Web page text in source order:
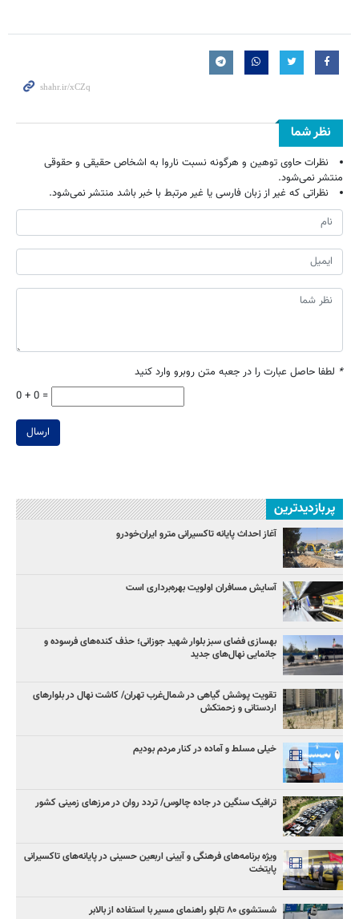
نظر شما
نظرات حاوی توهین و هرگونه نسبت ناروا به اشخاص حقیقی و حقوقی
منتشر نمی‌شود.
نظراتی که غیر از زبان فارسی یا غیر مرتبط با خبر باشد منتشر نمی‌شود.
* لطفا حاصل عبارت را در جعبه متن روبرو وارد کنید
0 + 0 =
ارسال
پربازدیدترین
آغاز احداث پایانه تاکسیرانی مترو ایران‌خودرو
آسایش مسافران اولویت بهره‌برداری است
بهسازی فضای سبز بلوار شهید جوزانی؛ حذف کنده‌های فرسوده و
جانمایی نهال‌های جدید
تقویت پوشش گیاهی در شمال‌غرب تهران/ کاشت نهال در بلوارهای
اردستانی و زحمتکش
خیلی مسلط و آماده در کنار مردم بودیم
ترافیک سنگین در جاده چالوس/ تردد روان در مرزهای زمینی کشور
ویژه برنامه‌های فرهنگی و آیینی اربعین حسینی در پایانه‌های تاکسیرانی
پایتخت
شستشوی ۸۰ تابلو راهنمای مسیر با استفاده از بالابر